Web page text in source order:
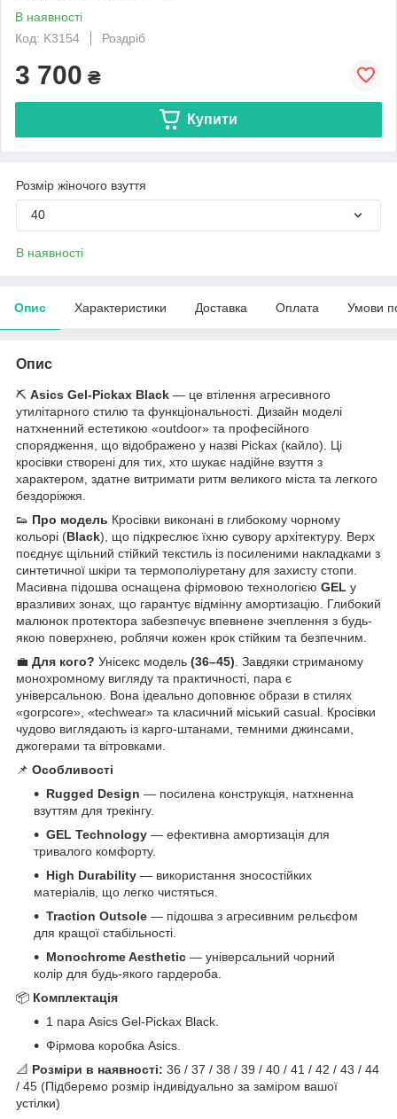
В наявності
Код: K3154
Роздріб
3 700 ₴
Купити
Розмір жіночого взуття
40
В наявності
Опис Характеристики Доставка Оплата Умови
Опис
⛏️ Asics Gel-Pickax Black — це втілення агресивного
утилітарного стилю та функціональності. Дизайн моделі
натхненний естетикою «outdoor» та професійного
спорядження, що відображено у назві Pickax (кайло). Ці
кросівки створені для тих, хто шукає надійне взуття з
характером, здатне витримати ритм великого міста та легкого
бездоріжжя.
👟 Про модель Кросівки виконані в глибокому чорному
кольорі (Black), що підкреслює їхню сувору архітектуру. Верх
поєднує щільний стійкий текстиль із посиленими накладками з
синтетичної шкіри та термополіуретану для захисту стопи.
Масивна підошва оснащена фірмовою технологією GEL у
вразливих зонах, що гарантує відмінну амортизацію. Глибокий
малюнок протектора забезпечує впевнене зчеплення з будь-
якою поверхнею, роблячи кожен крок стійким та безпечним.
💼 Для кого? Унісекс модель (36–45) . Завдяки стриманому
монохромному вигляду та практичності, пара є
універсальною. Вона ідеально доповнює образи в стилях
«gorpcore», «techwear» та класичний міський casual. Кросівки
чудово виглядають із карго-штанами, темними джинсами,
джогерами та вітровками.
📌 Особливості
Rugged Design — посилена конструкція, натхненна
взуттям для трекінгу.
GEL Technology — ефективна амортизація для
тривалого комфорту.
High Durability — використання зносостійких
матеріалів, що легко чистяться.
Traction Outsole — підошва з агресивним рельєфом
для кращої стабільності.
Monochrome Aesthetic — універсальний чорний
колір для будь-якого гардероба.
📦 Комплектація
1 пара Asics Gel-Pickax Black.
Фірмова коробка Asics.
📐 Розміри в наявності: 36 / 37 / 38 / 39 / 40 / 41 / 42 / 43 / 44
/ 45 (Підберемо розмір індивідуально за заміром вашої
устілки)